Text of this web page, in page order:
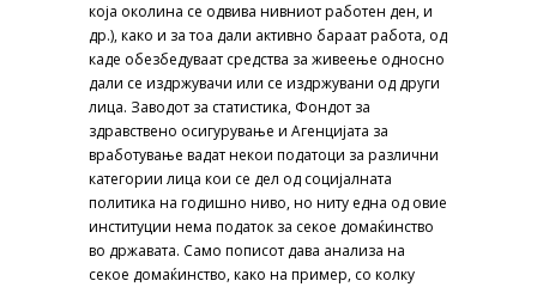
која околина се одвива нивниот работен ден, и
др.), како и за тоа дали активно бараат работа, од
каде обезбедуваат средства за живеење односно
дали се издржувачи или се издржувани од други
лица. Заводот за статистика, Фондот за
здравствено осигурување и Агенцијата за
вработување вадат некои податоци за различни
категории лица кои се дел од социјалната
политика на годишно ниво, но ниту една од овие
институции нема податок за секое домаќинство
во државата. Само пописот дава анализа на
секое домаќинство, како на пример, со колку